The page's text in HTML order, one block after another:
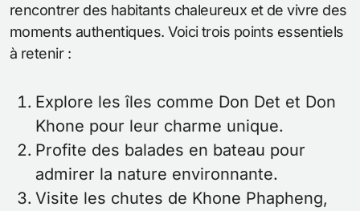
rencontrer des habitants chaleureux et de vivre des
moments authentiques. Voici trois points essentiels
à retenir :
Explore les îles comme Don Det et Don
Khone pour leur charme unique.
Profite des balades en bateau pour
admirer la nature environnante.
Visite les chutes de Khone Phapheng,